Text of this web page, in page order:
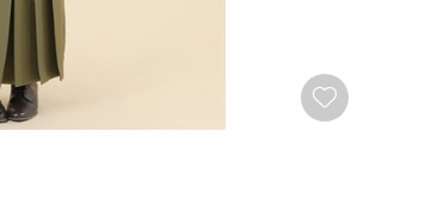
FURISODE RENTAL